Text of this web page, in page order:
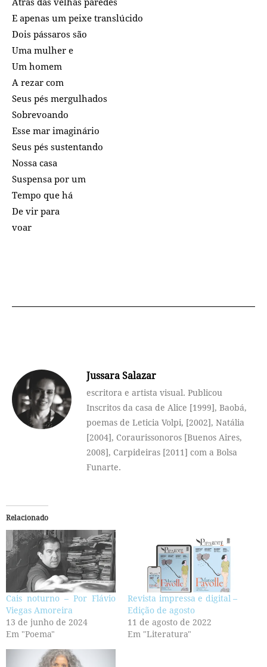
E apenas um peixe translúcido
Dois pássaros são
Uma mulher e
Um homem
A rezar com
Seus pés mergulhados
Sobrevoando
Esse mar imaginário
Seus pés sustentando
Nossa casa
Suspensa por um
Tempo que há
De vir para
voar
Jussara Salazar
escritora e artista visual. Publicou
Inscritos da casa de Alice [1999], Baobá,
poemas de Leticia Volpi, [2002], Natália
[2004], Coraurissonoros [Buenos Aires,
2008], Carpideiras [2011] com a Bolsa
Funarte.
Relacionado
Cais noturno – Por Flávio
Viegas Amoreira
13 de junho de 2024
Em "Poema"
Revista impressa e digital –
Edição de agosto
11 de agosto de 2022
Em "Literatura"